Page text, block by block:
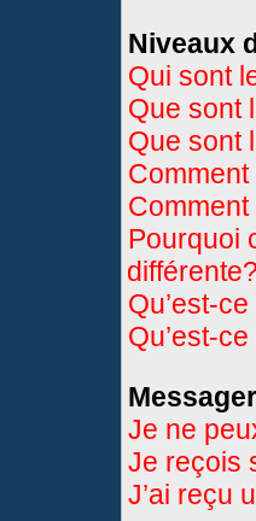
Niveaux
Qui sont
Que sont
Que sont
Pourquoi
différente?
Qu’est-
Qu’est-
Je ne
Je reçois
J’ai reçu